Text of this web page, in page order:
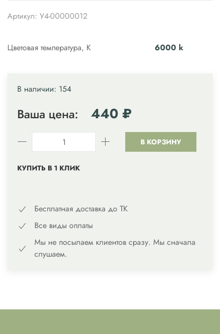
Артикул: У4-00000012
Цветовая температура, К 6000 k
В наличии: 154
Ваша цена: 440 ₽
В КОРЗИНУ
КУПИТЬ В 1 КЛИК
Бесплатная доставка до ТК
Все виды оплаты
Мы не посылаем клиентов сразу. Мы сначала
слушаем.